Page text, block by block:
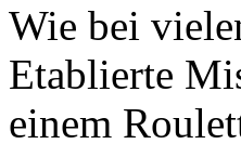
Wie bei
Etablierte
einem